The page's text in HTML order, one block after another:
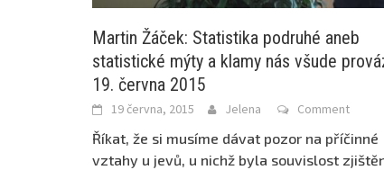
Martin Žáček: Statistika podruhé aneb
statistické mýty a klamy nás všude
19. června 2015
19 června, 2015 Jelena Comment
Říkat, že si musíme dávat pozor na příčinné
vztahy u jevů, u nichž byla souvislost